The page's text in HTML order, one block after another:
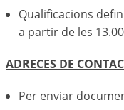
Qualificacions
a partir de les
ADRECES DE
Per enviar